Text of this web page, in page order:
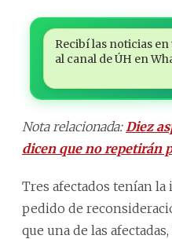
Recibí las noticias
al canal de ÚH en
Nota relacionada: Diez
dicen que no repetirán
Tres afectados tenían
pedido de
que una de las